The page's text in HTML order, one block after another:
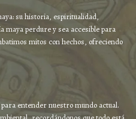
su historia, espiritualidad,
maya perdure y sea accesible para
mitos con hechos, ofreciendo
entender nuestro mundo actual.